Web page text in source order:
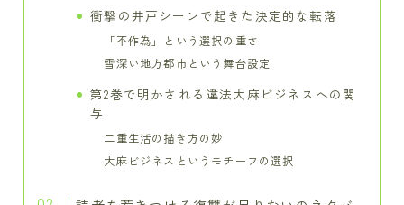
衝撃の井戸シーンで起きた決定的な転落
「不作為」という選択の重さ
雪深い地方都市という舞台設定
第2巻で明かされる違法大麻ビジネスへの関
与
二重生活の描き方の妙
大麻ビジネスというモチーフの選択